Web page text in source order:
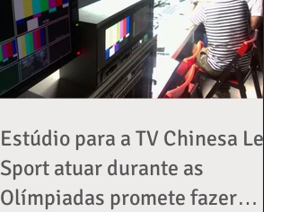
Estúdio para a TV Chinesa Le
Sport atuar durante as
Olímpiadas promete fazer